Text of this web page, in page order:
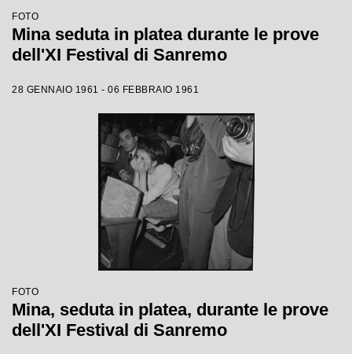
FOTO
Mina seduta in platea durante le prove
dell'XI Festival di Sanremo
28 GENNAIO 1961 - 06 FEBBRAIO 1961
FOTO
Mina, seduta in platea, durante le prove
dell'XI Festival di Sanremo